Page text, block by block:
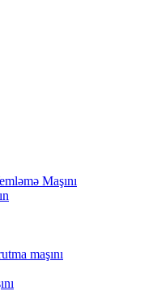
Maşını
maşını